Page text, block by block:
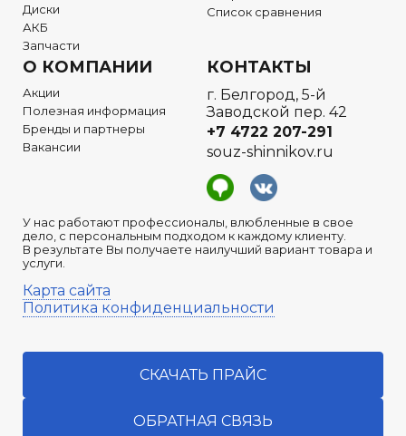
Диски
АКБ
Запчасти
Список сравнения
О КОМПАНИИ
Акции
Полезная информация
Бренды и партнеры
Вакансии
У нас работают профессионалы, влюбленные в свое
дело, с персональным подходом к каждому клиенту.
В результате Вы получаете наилучший вариант товара и
услуги.
Карта сайта
Политика конфиденциальности
КОНТАКТЫ
г. Белгород, 5-й
Заводской пер. 42
+7 4722 207-291
souz-shinnikov.ru
СКАЧАТЬ ПРАЙС
ОБРАТНАЯ СВЯЗЬ